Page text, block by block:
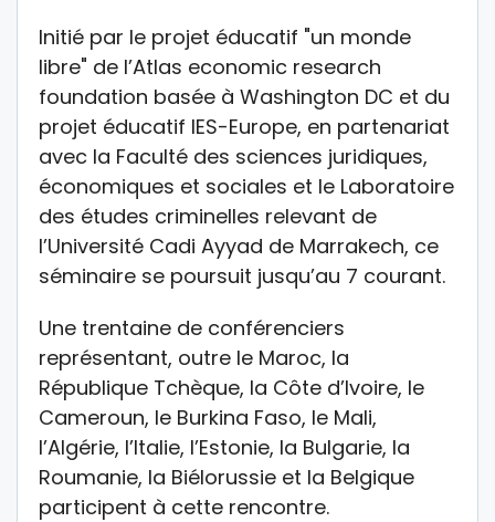
Initié par le projet éducatif "un monde
libre" de l’Atlas economic research
foundation basée à Washington DC et du
projet éducatif IES-Europe, en partenariat
avec la Faculté des sciences juridiques,
économiques et sociales et le Laboratoire
des études criminelles relevant de
l’Université Cadi Ayyad de Marrakech, ce
séminaire se poursuit jusqu’au 7 courant.
Une trentaine de conférenciers
représentant, outre le Maroc, la
République Tchèque, la Côte d’Ivoire, le
Cameroun, le Burkina Faso, le Mali,
l’Algérie, l’Italie, l’Estonie, la Bulgarie, la
Roumanie, la Biélorussie et la Belgique
participent à cette rencontre.